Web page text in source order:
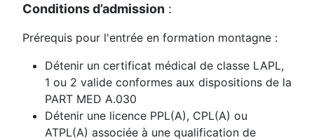
Conditions d’admission :
Prérequis pour l'entrée en formation montagne :
Détenir un certificat médical de classe LAPL,
1 ou 2 valide conformes aux dispositions de la
PART MED A.030
Détenir une licence PPL(A), CPL(A) ou
ATPL(A) associée à une qualification de